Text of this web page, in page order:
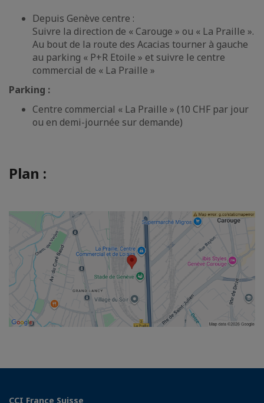
Depuis Genève centre :
Suivre la direction de « Carouge » ou « La Praille ».
Au bout de la route des Acacias tourner à gauche
au parking « P+R Etoile » et suivre le centre
commercial de « La Praille »
Parking :
Centre commercial « La Praille » (10 CHF par jour
ou en demi-journée sur demande)
Plan :
CCI France Suisse